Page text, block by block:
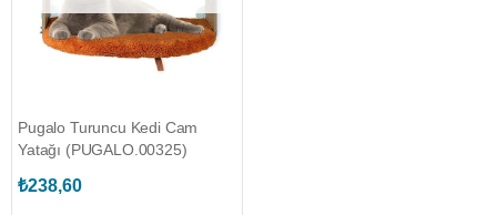
Pugalo Turuncu Kedi Cam
Yatağı (PUGALO.00325)
₺238,60